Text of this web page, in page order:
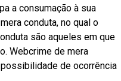
a consumação à sua
conduta, no qual o
são aqueles em que
Webcrime de mera
de ocorrência